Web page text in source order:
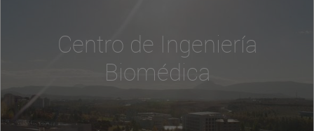
Centro de Ingeniería
Biomédica